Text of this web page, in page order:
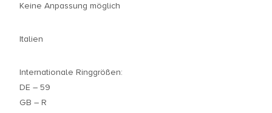
Keine Anpassung möglich
Italien
Internationale Ringgrößen:
DE – 59
GB – R